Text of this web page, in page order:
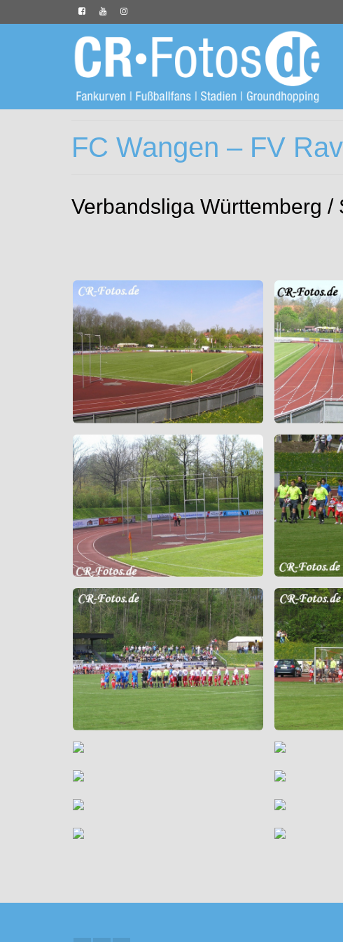
FC Wangen – FV
Verbandsliga Württemberg